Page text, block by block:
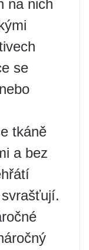
na nich
se
tkáně
a bez